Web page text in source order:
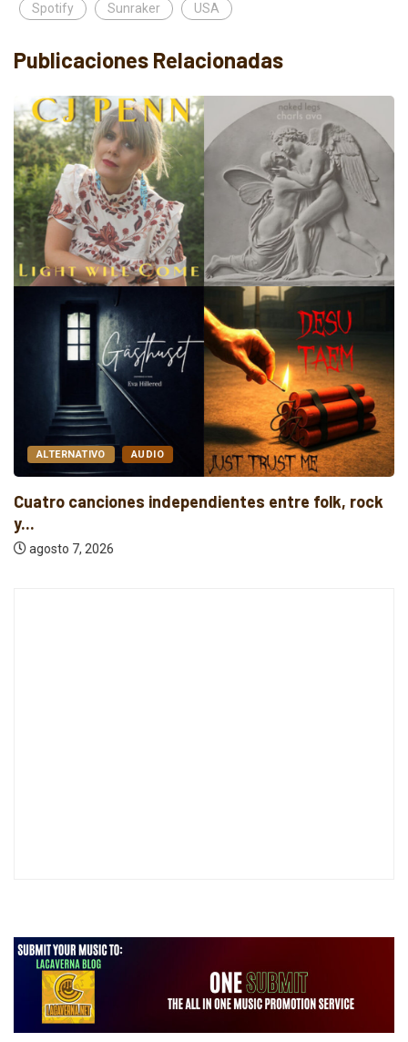
Spotify Sunraker USA
Publicaciones Relacionadas
ALTERNATIVO AUDIO
Cuatro canciones independientes entre folk, rock
y...
agosto 7, 2026